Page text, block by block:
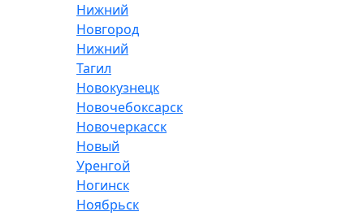
Нижний
Новгород
Нижний
Тагил
Новокузнецк
Новочебоксарск
Новочеркасск
Новый
Уренгой
Ногинск
Ноябрьск